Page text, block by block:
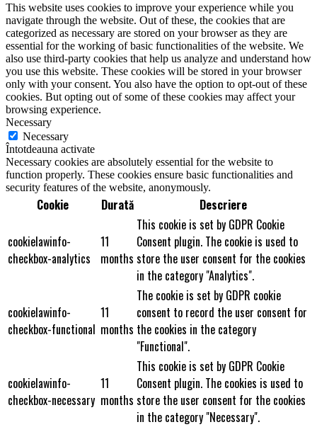
This website uses cookies to improve your experience while you
navigate through the website. Out of these, the cookies that are
categorized as necessary are stored on your browser as they are
essential for the working of basic functionalities of the website. We
also use third-party cookies that help us analyze and understand how
you use this website. These cookies will be stored in your browser
only with your consent. You also have the option to opt-out of these
cookies. But opting out of some of these cookies may affect your
browsing experience.
Necessary
Necessary
Întotdeauna activate
Necessary cookies are absolutely essential for the website to
function properly. These cookies ensure basic functionalities and
security features of the website, anonymously.
Cookie Durată Descriere
cookielawinfo-
checkbox-analytics
11
months
This cookie is set by GDPR Cookie
Consent plugin. The cookie is used to
store the user consent for the cookies
in the category "Analytics".
cookielawinfo-
checkbox-functional
11
months
The cookie is set by GDPR cookie
consent to record the user consent for
the cookies in the category
"Functional".
cookielawinfo-
checkbox-necessary
11
months
This cookie is set by GDPR Cookie
Consent plugin. The cookies is used to
store the user consent for the cookies
in the category "Necessary".